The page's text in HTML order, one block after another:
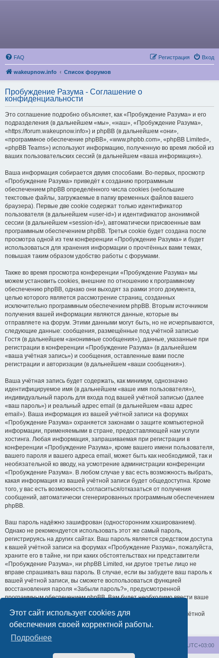
Этот сайт использует cookies для
обеспечения своей корректной работы.
Подробнее
FAQ Вход
Регистрация
wakeupnow.info Список форумов
Пробуждение Разума - Соглашение о
конфиденциальности
Это соглашение подробно объясняет, как «Пробуждение Разума» и его
подразделения (в дальнейшем «мы», «наш», «Пробуждение Разума»,
«https://forum.wakeupnow.info») и phpBB (в дальнейшем «они»,
«программное обеспечение phpBB», «www.phpbb.com», «phpBB Limited»,
«phpBB Teams») используют информацию, полученную во время любой из
ваших пользовательских сессий (в дальнейшем «ваша информация»).
Ваша информация собирается двумя способами. Во-первых, просмотр
«Пробуждение Разума» приведёт к созданию программным
обеспечением phpBB определённого числа cookies (небольшие
текстовые файлы, загружаемые в папку временных файлов вашего
браузера). Первые две cookie содержат только идентификатор
пользователя (в дальнейшем «user-id») и идентификатор анонимной
сессии (в дальнейшем «session-id»), автоматически присвоенные вам
программным обеспечением phpBB. Третья cookie будет создана после
просмотра одной из тем конференции «Пробуждение Разума» и будет
использоваться для хранения информации о прочтённых вами темах,
повышая таким образом удобство работы с форумами.
Также во время просмотра конференции «Пробуждение Разума» мы
можем установить cookies, внешние по отношению к программному
обеспечению phpBB, однако они выходят за рамки этого документа,
целью которого является рассмотрение страниц, созданных
исключительно программным обеспечением phpBB. Вторым источником
получения вашей информации являются данные, которые вы
отправляете на форум. Этими данными могут быть, но не исчерпываются,
следующие данные: сообщения, размещённые под учётной записью
Гостя (в дальнейшем «анонимные сообщения»), данные, указанные при
регистрации в конференции «Пробуждение Разума» (в дальнейшем
«ваша учётная запись») и сообщения, оставленные вами после
регистрации и авторизации (в дальнейшем «ваши сообщения»).
Ваша учётная запись будет содержать, как минимум, однозначно
идентифицируемое имя (в дальнейшем «ваше имя пользователя»),
индивидуальный пароль для входа под вашей учётной записью (далее
«ваш пароль») и реальный адрес email (в дальнейшем «ваш адрес
email»). Ваша информация из вашей учётной записи на форумах
«Пробуждение Разума» охраняется законами о защите компьютерной
информации, применяемыми в стране, предоставляющей нам услуги
хостинга. Любая информация, запрашиваемая при регистрации в
конференции «Пробуждение Разума», кроме вашего имени пользователя,
вашего пароля и вашего адреса email, может быть как необходимой, так и
необязательной ко вводу, на усмотрение администрации конференции
«Пробуждение Разума». В любом случае у вас есть возможность выбрать,
какая информация из вашей учётной записи будет общедоступна. Кроме
того, у вас есть возможность согласиться/отказаться от получения
сообщений, автоматически сгенерированных программным обеспечением
phpBB.
Ваш пароль надёжно зашифрован (односторонним хэшированием).
Однако не рекомендуется использовать этот же самый пароль,
регистрируясь на других сайтах. Ваш пароль является средством доступа
к вашей учётной записи на форумах «Пробуждение Разума», пожалуйста,
храните его в тайне, ни при каких обстоятельствах ни представители
«Пробуждение Разума», ни phpBB Limited, ни другое третье лицо не
вправе спрашивать ваш пароль. В случае, если вы забудете ваш пароль к
вашей учётной записи, вы сможете воспользоваться функцией
восстановления пароля «Забыли пароль?», предусмотренной
программным обеспечением phpBB. Вам будет необходимо ввести ваше
обеспечение phpBB сгенерирует вам новый пароль для вашей учётной
записи.
UTC+03:00